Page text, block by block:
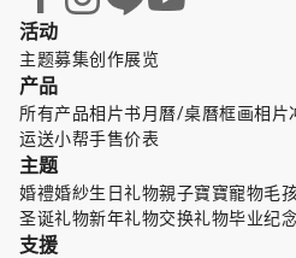
活动
主题募集创作展览
产品
所有产品相片书月曆/桌曆框画相片
运送小帮手售价表
主题
婚禮婚紗生日礼物親子寶寶寵物毛
圣诞礼物新年礼物交换礼物毕业纪
支援